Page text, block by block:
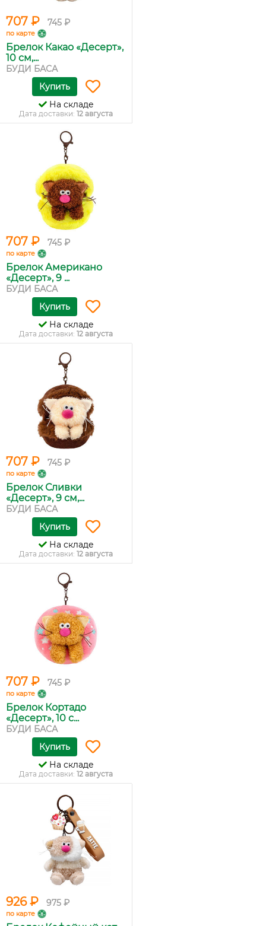
707 ₽ 745 ₽
по карте
Брелок Какао «Десерт»,
10 см,...
БУДИ БАСА
Купить
На складе
Дата доставки: 12 августа
707 ₽ 745 ₽
по карте
Брелок Американо
«Десерт», 9 ...
БУДИ БАСА
Купить
На складе
Дата доставки: 12 августа
707 ₽ 745 ₽
по карте
Брелок Сливки
«Десерт», 9 см,...
БУДИ БАСА
Купить
На складе
Дата доставки: 12 августа
707 ₽ 745 ₽
по карте
Брелок Кортадо
«Десерт», 10 с...
БУДИ БАСА
Купить
На складе
Дата доставки: 12 августа
926 ₽ 975 ₽
по карте